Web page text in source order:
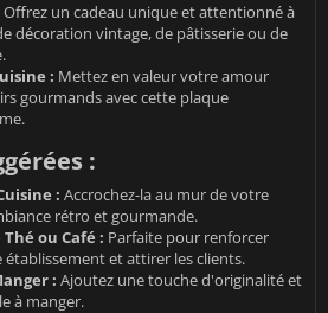
Offrez un cadeau unique et attentionné à
décoration vintage, de pâtisserie ou de
: Mettez en valeur votre amour
gourmands avec cette plaque
:
: Accrochez-la au mur de votre
rétro et gourmande.
ou Café : Parfaite pour renforcer
et attirer les clients.
: Ajoutez une touche d'originalité et
à manger.